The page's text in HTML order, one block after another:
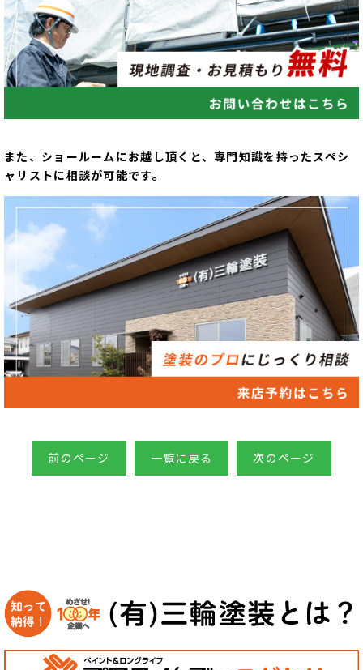
また、ショールームにお越し頂くと、専門知識を持ったスペシ
ャリストに相談が可能です。
前のページ 一覧に戻る 次のページ